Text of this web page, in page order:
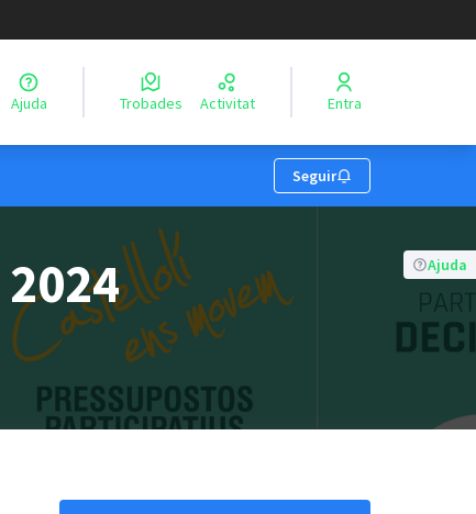
Ajuda Trobades Activitat Entra
Seguir
Ajuda
2024